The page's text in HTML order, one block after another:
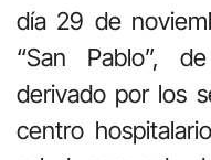
día 29 de
“San Pablo”,
derivado por los
centro